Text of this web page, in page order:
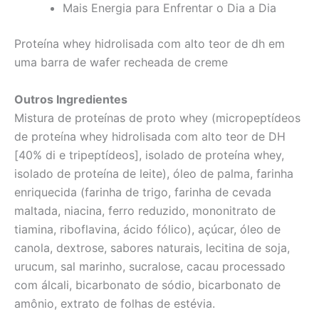
quantidade
Mais Energia para Enfrentar o Dia a Dia
Proteína whey hidrolisada com alto teor de dh em
uma barra de wafer recheada de creme
Outros Ingredientes
Mistura de proteínas de proto whey (micropeptídeos
de proteína whey hidrolisada com alto teor de DH
[40% di e tripeptídeos], isolado de proteína whey,
isolado de proteína de leite), óleo de palma, farinha
enriquecida (farinha de trigo, farinha de cevada
maltada, niacina, ferro reduzido, mononitrato de
tiamina, riboflavina, ácido fólico), açúcar, óleo de
canola, dextrose, sabores naturais, lecitina de soja,
urucum, sal marinho, sucralose, cacau processado
com álcali, bicarbonato de sódio, bicarbonato de
amônio, extrato de folhas de estévia.